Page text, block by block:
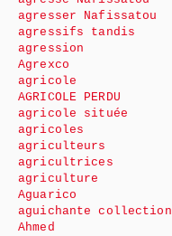
agresser Nafissatou
agressifs tandis
agression
Agrexco
agricole
AGRICOLE PERDU
agricole située
agricoles
agriculteurs
agricultrices
agriculture
Aguarico
aguichante collection
Ahmed